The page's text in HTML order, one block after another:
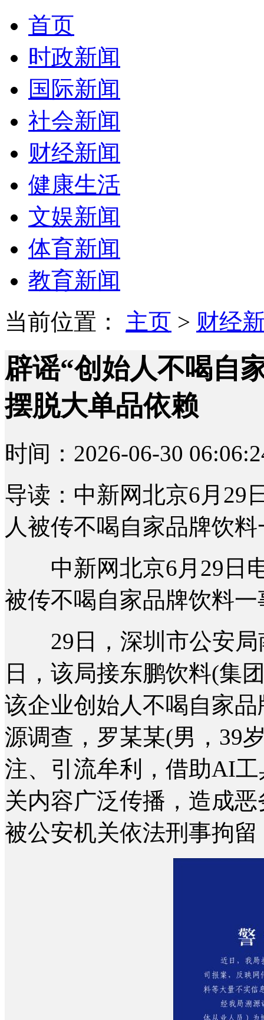
首页
时政新闻
国际新闻
社会新闻
财经新闻
健康生活
文娱新闻
体育新闻
教育新闻
当前位置： 主页 > 财经
辟谣“创始人不喝自
摆脱大单品依赖
时间：2026-06-30
导读：中新网北京6月29
人被传不喝自家品牌饮
中新网北京6月29日电
被传不喝自家品牌饮料
29日，深圳市公安局
日，该局接东鹏饮料(集
该企业创始人不喝自家
源调查，罗某某(男，39
注、引流牟利，借助AI
关内容广泛传播，造成
被公安机关依法刑事拘